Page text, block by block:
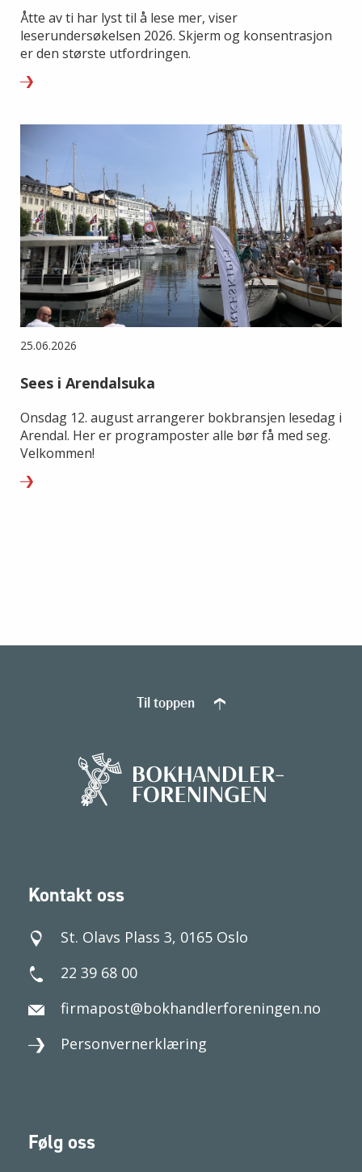
Åtte av ti har lyst til å lese mer, viser
leserundersøkelsen 2026. Skjerm og konsentrasjon
er den største utfordringen.
25.06.2026
Sees i Arendalsuka
Onsdag 12. august arrangerer bokbransjen lesedag i
Arendal. Her er programposter alle bør få med seg.
Velkommen!
Kontakt oss
St. Olavs Plass 3, 0165 Oslo
22 39 68 00
firmapost@bokhandlerforeningen.no
Personvernerklæring
Følg oss
Til toppen